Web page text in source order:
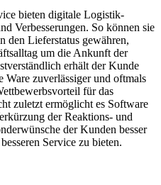
bieten digitale Logistik-
Verbesserungen. So können sie
den Lieferstatus gewähren,
um die Ankunft der
erhält der Kunde
Ware zuverlässiger und oftmals
für das
zuletzt ermöglicht es Software
der Reaktions- und
der Kunden besser
Service zu bieten.